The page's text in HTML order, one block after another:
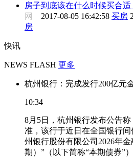
房子到底该在什么时候买合适
网 2017-08-05 16:42:58 买房
房
快讯
NEWS FLASH 更多
杭州银行：完成发行200亿元
10:34
8月5日，杭州银行发布公告
准，该行于近日在全国银行
州银行股份有限公司2026年
期）”（以下简称“本期债券”）